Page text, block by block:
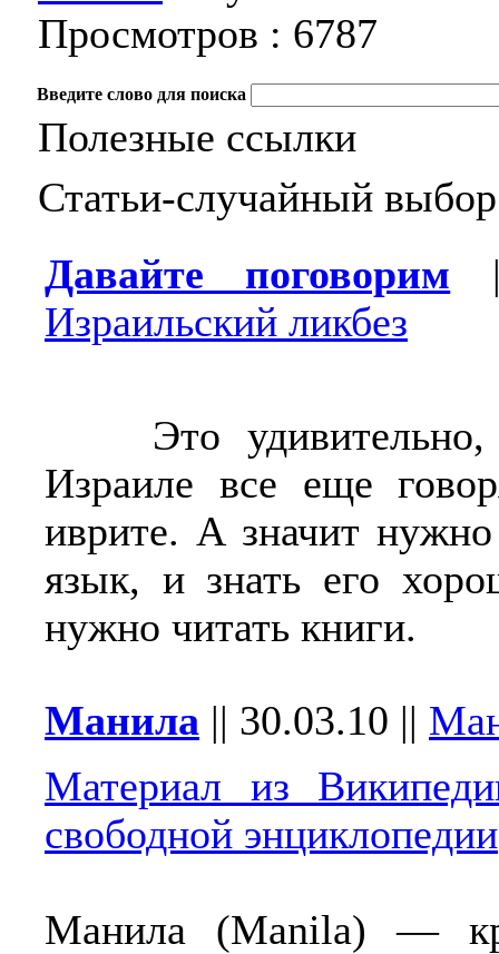
Просмотров : 6787
Введите слово для поиска
Полезные ссылки
Статьи-случайный выбор
Давайте поговорим
Израильский ликбез
Это
Израиле все еще
иврите. А значит нужно
язык, и знать его
нужно читать книги.
Манила || 30.03.10 ||
Материал из
свободной энциклопедии
Манила (Manila) —